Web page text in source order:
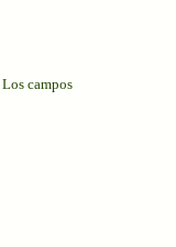
Los campos